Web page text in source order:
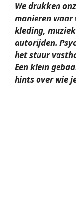
We drukken
manieren waar
kleding,
autorijden.
hetstuur
Een klein
hints over wie